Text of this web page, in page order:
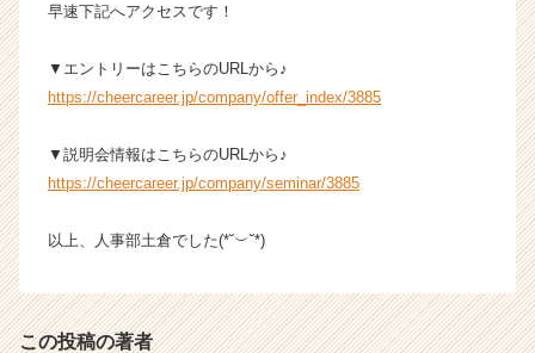
早速下記へアクセスです！
▼エントリーはこちらのURLから♪
https://cheercareer.jp/company/offer_index/3885
▼説明会情報はこちらのURLから♪
https://cheercareer.jp/company/seminar/3885
以上、人事部土倉でした(*˘︶˘*)
この投稿の著者